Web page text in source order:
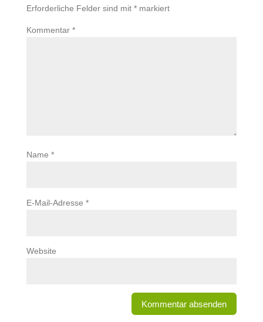
Erforderliche Felder sind mit *markiert
Kommentar *
Name *
E-Mail-Adresse *
Website